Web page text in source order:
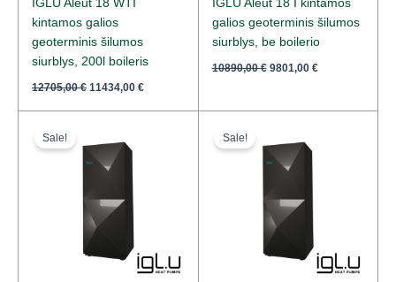
IGLU Aleut 18 WTI
kintamos galios
geoterminis šilumos
siurblys, 200l boileris
12705,00€ 11434,00 €
IGLU Aleut 18 I kintamos
galios geoterminis šilumos
siurblys, be boilerio
10890,00€ 9801,00 €
Sale!
was:
10285,00 €.
Sale!
was:
9317,00 €.
is: